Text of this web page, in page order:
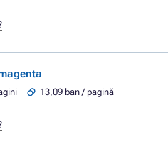
13,09 ban / pagină